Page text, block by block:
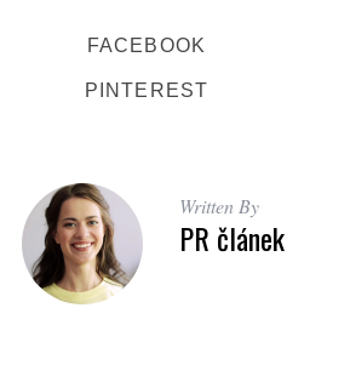
FACEBOOK
PINTEREST
Written By
PR článek